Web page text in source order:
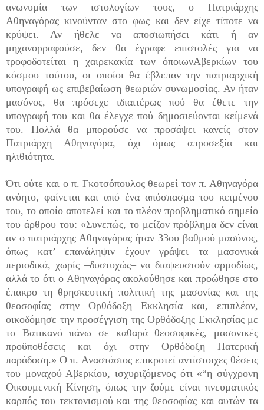
ανωνυμία των ιστολογίων τους, ο Πατριάρχης
Αθηναγόρας κινούνταν στο φως και δεν είχε τίποτε να
κρύψει. Αν ήθελε να αποσιωπήσει κάτι ή αν
μηχανορραφούσε, δεν θα έγραφε επιστολές για να
τροφοδοτείται η χαιρεκακία των όποιωνΑβερκίων του
κόσμου τούτου, οι οποίοι θα έβλεπαν την πατριαρχική
υπογραφή ως επιβεβαίωση θεωριών συνωμοσίας. Αν ήταν
μασόνος, θα πρόσεχε ιδιαιτέρως πού θα έθετε την
υπογραφή του και θα έλεγχε πού δημοσιεύονται κείμενά
του. Πολλά θα μπορούσε να προσάψει κανείς στον
Πατριάρχη Αθηναγόρα, όχι όμως απροσεξία και
ηλιθιότητα.
Ότι ούτε και ο π. Γκοτσόπουλος θεωρεί τον π. Αθηναγόρα
ανόητο, φαίνεται και από ένα απόσπασμα του κειμένου
του, το οποίο αποτελεί και το πλέον προβληματικό σημείο
του άρθρου του: «Συνεπώς, το μείζον πρόβλημα δεν είναι
αν ο πατριάρχης Αθηναγόρας ήταν 33ου βαθμού μασόνος,
όπως κατ’ επανάληψιν έχουν γράψει τα μασονικά
περιοδικά, χωρίς –δυστυχώς– να διαψευστούν αρμοδίως,
αλλά το ότι ο Αθηναγόρας ακολούθησε και προώθησε στο
έπακρο τη θρησκευτική πολιτική της μασονίας και της
θεοσοφίας στην Ορθόδοξη Εκκλησία και, επιπλέον,
οικοδόμησε την προσέγγιση της Ορθόδοξης Εκκλησίας με
το Βατικανό πάνω σε καθαρά θεοσοφικές, μασονικές
προϋποθέσεις και όχι στην Ορθόδοξη Πατερική
παράδοση.» Ο π. Αναστάσιος επικροτεί αντίστοιχες θέσεις
του μοναχού Αβερκίου, ισχυριζόμενος ότι «“η σύγχρονη
Οικουμενική Κίνηση, όπως την ζούμε είναι πνευματικός
καρπός του τεκτονισμού και της θεοσοφίας και αυτών τα